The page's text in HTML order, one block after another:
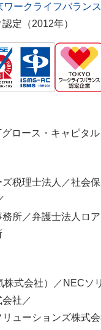
ワークライフバラン
定（2012年）
ロース・キャピタル
税理士法人／社会
所／弁護士法人ロ
株式会社）／NECソ
社／
ューションズ株式